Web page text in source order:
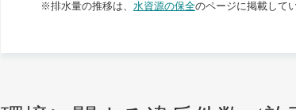
※排水量の推移は、 水資源の保全のページに掲載して